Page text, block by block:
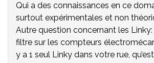
Qui a des connaissances en ce
surtout expérimentales et non
Autre question concernant les Linky:
filtre sur les compteurs
y a 1 seul Linky dans votre rue,